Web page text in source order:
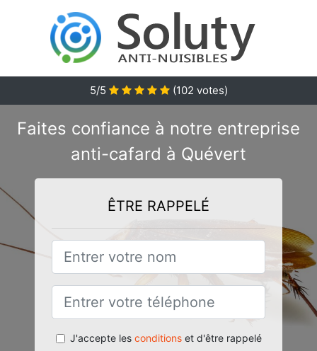
5/5 (102 votes)
Faites confiance à notre entreprise
anti-cafard à Quévert
ÊTRE RAPPELÉ
J'accepte les conditionset d'être rappelé